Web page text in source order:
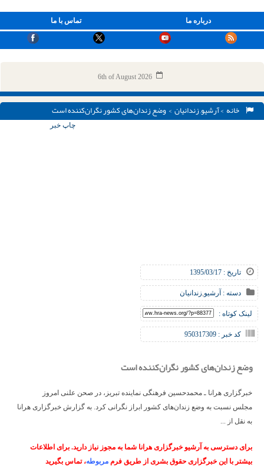
تماس با ما درباره ما
6th of August 2026
خانه >آرشیو,زندانیان> وضع زندان‌های کشور نگران‌کننده است
تاریخ : 1395/03/17
دسته : آرشیو,زندانیان
لینک کوتاه :
کد خبر : 950317309
چاپ خبر
وضع زندان‌های کشور نگران‌کننده است
خبرگزاری هرانا ـ محمدحسین فرهنگی نماینده تبریز، در صحن علنی امروز
مجلس نسبت به وضع زندان‌های کشور ابراز نگرانی کرد. به گزارش خبرگزاری هرانا
به نقل از ...
برای دسترسی به آرشیو خبرگزاری هرانا شما به مجوز نیاز دارید. برای اطلاعات
بیشتر با این خبرگزاری حقوق بشری از طریق فرم مربوطه، تماس بگیرید